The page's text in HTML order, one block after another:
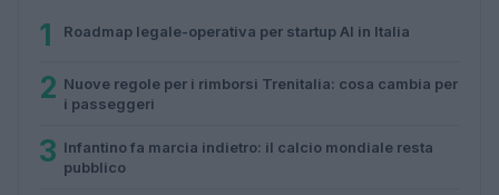
1 Roadmap legale-operativa per startup AI in Italia
2 Nuove regole per i rimborsi Trenitalia: cosa cambia per
i passeggeri
3 Infantino fa marcia indietro: il calcio mondiale resta
pubblico